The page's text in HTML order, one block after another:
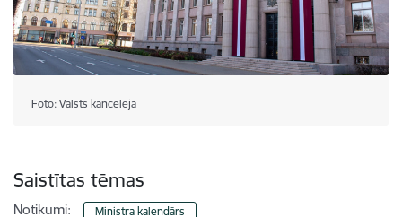
Foto: Valsts kanceleja
Saistītas tēmas
Notikumi: Ministra kalendārs